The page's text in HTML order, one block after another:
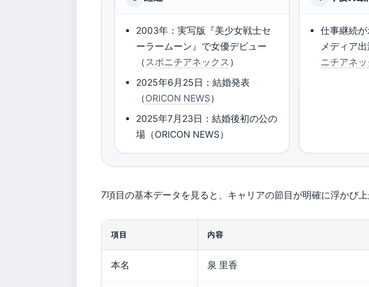
2003年：実写版『美少女戦士セ
ーラームーン』で女優デビュー
（スポニチアネックス ）
2025年6月25日：結婚発表
（ORICON NEWS）
2025年7月23日：結婚後初の公の
場（ORICON NEWS）
仕事継続
メディア
ニチアネッ
7項目の基本データを見ると、キャリアの節目が明確に浮かび上
項目 内容
本名 泉 里香